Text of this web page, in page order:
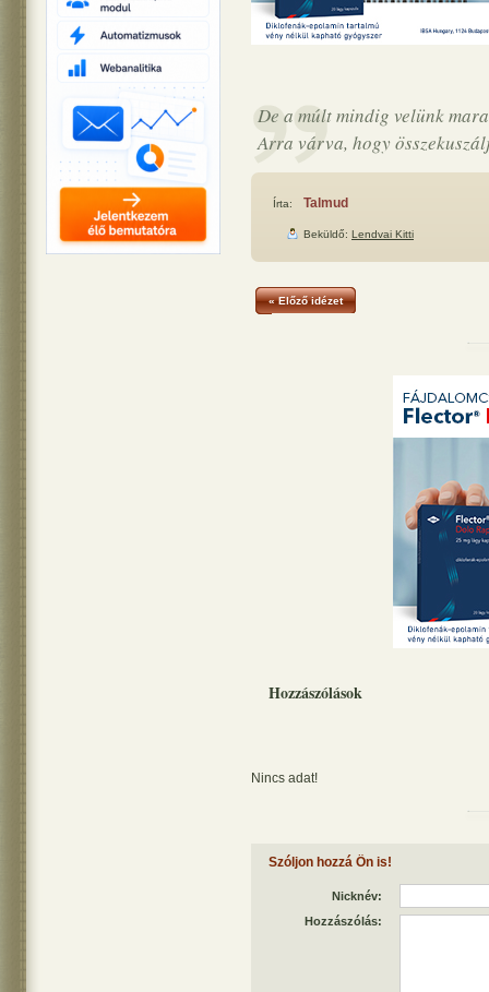
De a múlt mindig velünk
Arra várva, hogy
Írta: Talmud
Beküldő: Lendvai Kitti
« Előző idézet
Hozzászólások
Nincs adat!
Szóljon hozzá Ön is!
Nicknév:
Hozzászólás: